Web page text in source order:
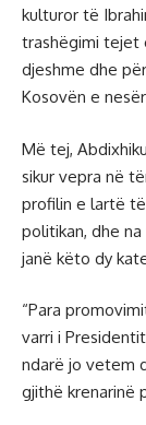
kulturor të
trashëgimi tejet
djeshme dhe
Kosovën e
Më tej,
sikur vepra në
profilin e lartë
politikan, dhe
janë këto dy
“Para
varri i
ndarë jo vetem
gjithë krenarinë